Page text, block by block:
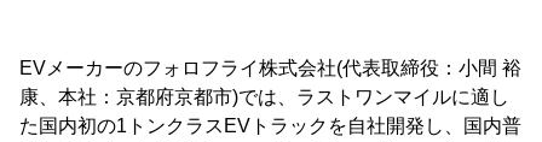
EVメーカーのフォロフライ株式会社(代表取締役：小間 裕
康、本社：京都府京都市)では、ラストワンマイルに適し
た国内初の1トンクラスEVトラックを自社開発し、国内普